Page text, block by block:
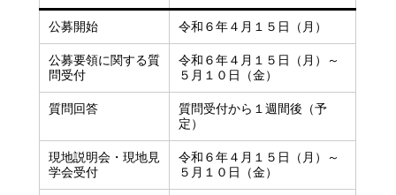
公募開始 令和６年４月１５日（月）
公募要領に関する質
問受付
令和６年４月１５日（月）～
５月１０日（金）
質問回答
質問受付から１週間後（予
定）
現地説明会・現地見
学会受付
令和６年４月１５日（月）～
５月１０日（金）